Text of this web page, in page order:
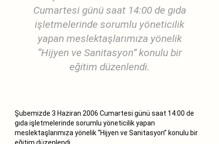
Cumartesi günü saat 14:00 de gıda
işletmelerinde sorumlu yöneticilik
yapan meslektaşlarımıza yönelik
“Hijyen ve Sanitasyon” konulu bir
eğitim düzenlendi.
Şubemizde 3 Haziran 2006 Cumartesi günü saat 14:00 de
gıda işletmelerinde sorumlu yöneticilik yapan
meslektaşlarımıza yönelik “Hijyen ve Sanitasyon” konulu bir
eğitim düzenlendi.